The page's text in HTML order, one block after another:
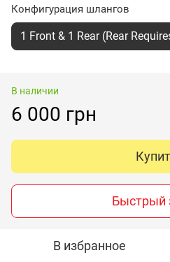
Конфигурация шлангов
1 Front & 1 Rear (Rear
В наличии
6 000 грн
Быстрый
В избранное